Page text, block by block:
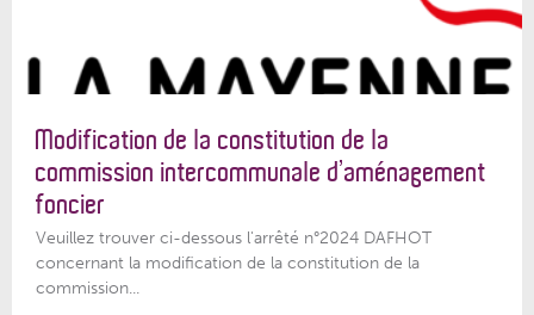
Modification de la constitution de la
commission intercommunale d’aménagement
foncier
Veuillez trouver ci-dessous l'arrêté n°2024 DAFHOT
concernant la modification de la constitution de la
commission...